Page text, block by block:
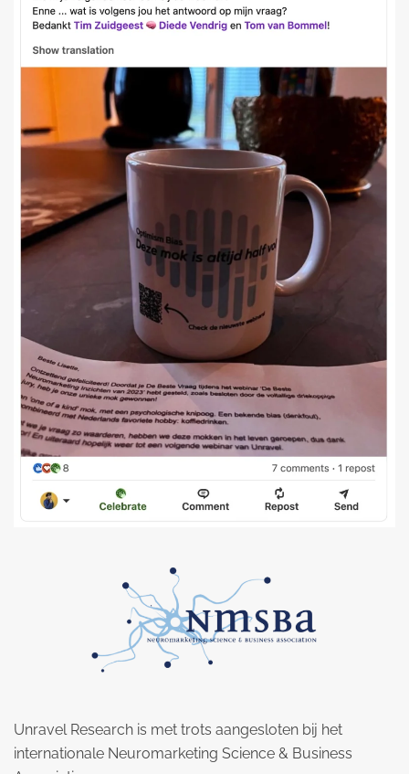
Unravel Research is met trots aangesloten bij het
internationale Neuromarketing Science & Business